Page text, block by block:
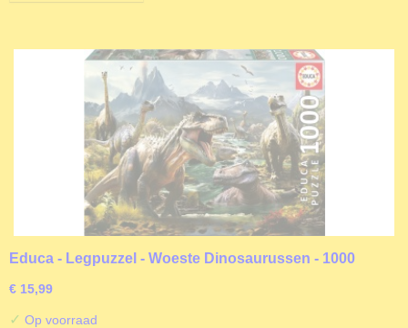
Educa - Legpuzzel - Woeste Dinosaurussen - 1000
€ 15,99
✓ Op voorraad